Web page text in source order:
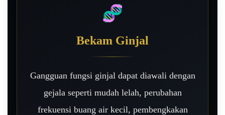
🧬
Bekam Ginjal
Gangguan fungsi ginjal dapat diawali dengan
gejala seperti mudah lelah, perubahan
frekuensi buang air kecil, pembengkakan